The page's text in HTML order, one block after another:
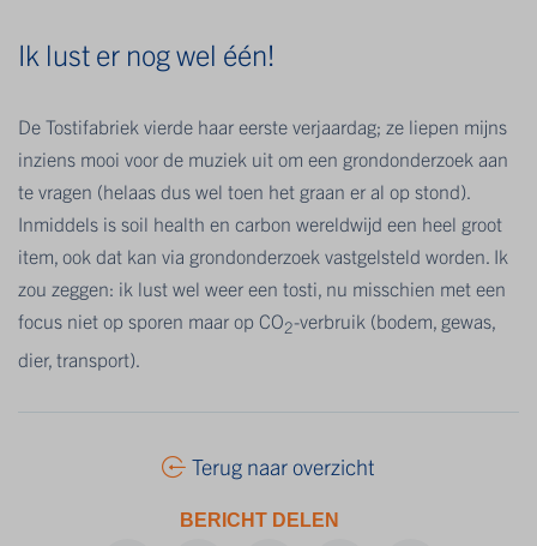
Ik lust er nog wel één!
De Tostifabriek vierde haar eerste verjaardag; ze liepen mijns
inziens mooi voor de muziek uit om een grondonderzoek aan
te vragen (helaas dus wel toen het graan er al op stond).
Inmiddels is soil health en carbon wereldwijd een heel groot
item, ook dat kan via grondonderzoek vastgelsteld worden. Ik
zou zeggen: ik lust wel weer een tosti, nu misschien met een
focus niet op sporen maar op CO2-verbruik (bodem, gewas,
dier, transport).
Terug naar overzicht
BERICHT DELEN